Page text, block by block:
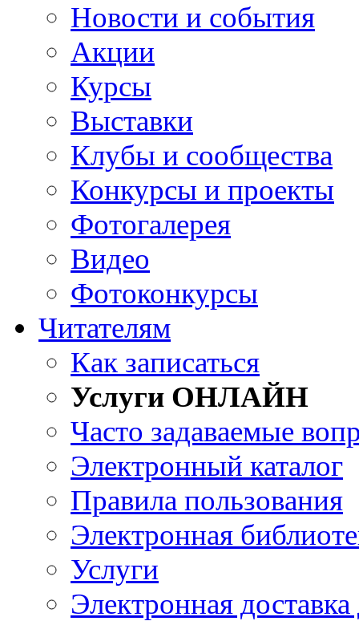
Новости и события
Акции
Курсы
Выставки
Клубы и сообщества
Конкурсы и проекты
Фотогалерея
Видео
Фотоконкурсы
Читателям
Как записаться
Услуги ОНЛАЙН
Часто задаваемые
Электронный каталог
Правила пользования
Электронная
Услуги
Электронная